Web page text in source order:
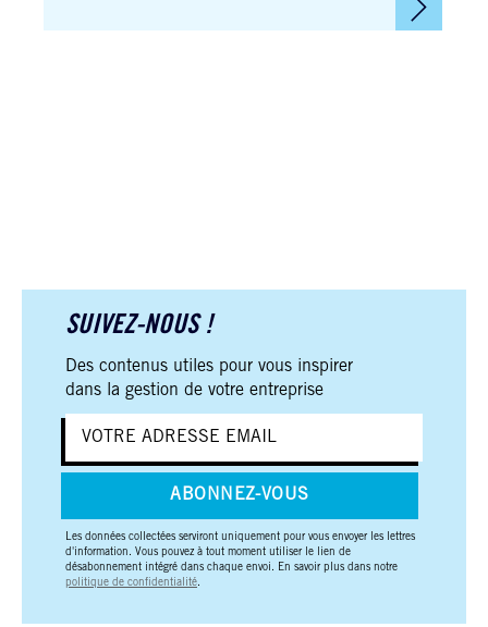
SUIVEZ-NOUS !
Des contenus utiles pour vous inspirer
dans la gestion de votre entreprise
ABONNEZ-VOUS
Les données collectées serviront uniquement pour vous envoyer les lettres
d'information. Vous pouvez à tout moment utiliser le lien de
désabonnement intégré dans chaque envoi. En savoir plus dans notre
politique de confidentialité.